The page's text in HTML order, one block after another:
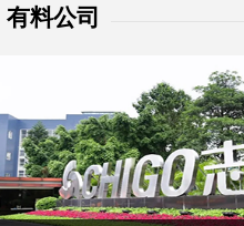
有料公司